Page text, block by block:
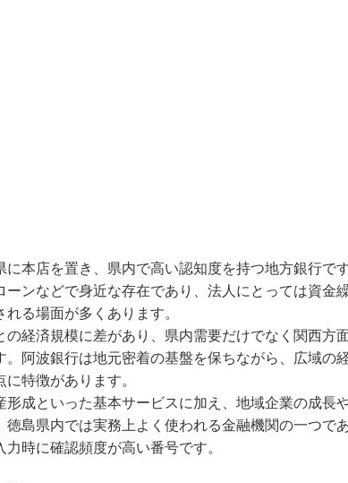
に本店を置き、県内で高い認知度を持つ地方銀行で
ーンなどで身近な存在であり、法人にとっては資金
る場面が多くあります。
の経済規模に差があり、県内需要だけでなく関西方
。阿波銀行は地元密着の基盤を保ちながら、広域の
特徴があります。
形成といった基本サービスに加え、地域企業の成長
徳島県内では実務上よく使われる金融機関の一つで
力時に確認頻度が高い番号です。